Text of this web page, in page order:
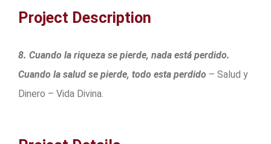
Project Description
8. Cuando la riqueza se pierde, nada está perdido.
Cuando la salud se pierde, todo esta perdido – Salud y
Dinero – Vida Divina.